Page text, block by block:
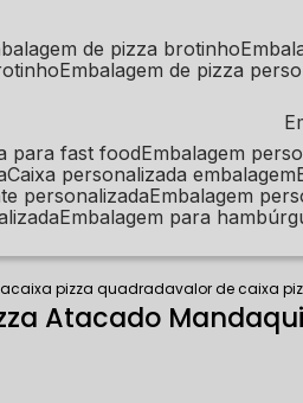
de pizza brotinho
embalagem de pizza
para fast food embalagem
caixa personalizada embalagem
personalizada
embalagem
embalagem para
caixa pizza quadradavalor de caixa
Atacado Mandaqui